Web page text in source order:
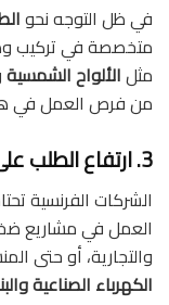
في ظل التوجه نحو
متخصصة في تركيب
مثلالألواح الشمسية
من فرص العمل في
3. ارتفاع الطلب على العمالة الماهرة
الشركات الفرنسية
العمل في مشاريع
والتجارية، أو حتى
الكهرباء الصناعية